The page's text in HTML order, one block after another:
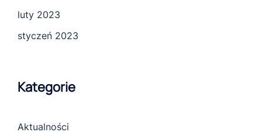
luty 2023
styczeń 2023
Kategorie
Aktualności